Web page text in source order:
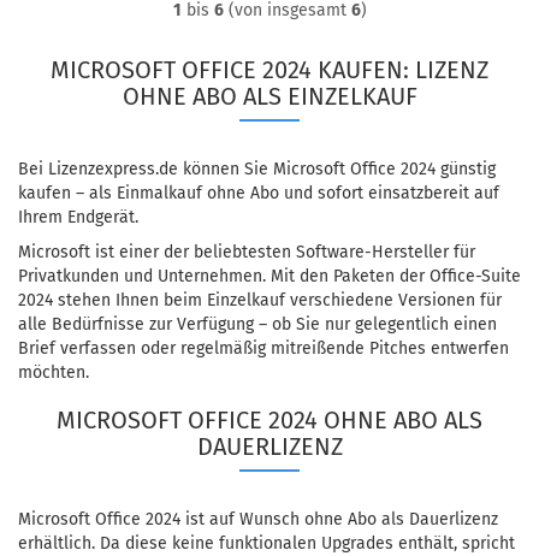
1 bis 6(von insgesamt 6)
MICROSOFT OFFICE 2024 KAUFEN: LIZENZ
OHNE ABO ALS EINZELKAUF
Bei Lizenzexpress.de können Sie Microsoft Office 2024 günstig
kaufen – als Einmalkauf ohne Abo und sofort einsatzbereit auf
Ihrem Endgerät.
Microsoft ist einer der beliebtesten Software-Hersteller für
Privatkunden und Unternehmen. Mit den Paketen der Office-Suite
2024 stehen Ihnen beim Einzelkauf verschiedene Versionen für
alle Bedürfnisse zur Verfügung – ob Sie nur gelegentlich einen
Brief verfassen oder regelmäßig mitreißende Pitches entwerfen
möchten.
MICROSOFT OFFICE 2024 OHNE ABO ALS
DAUERLIZENZ
Microsoft Office 2024 ist auf Wunsch ohne Abo als Dauerlizenz
erhältlich. Da diese keine funktionalen Upgrades enthält, spricht